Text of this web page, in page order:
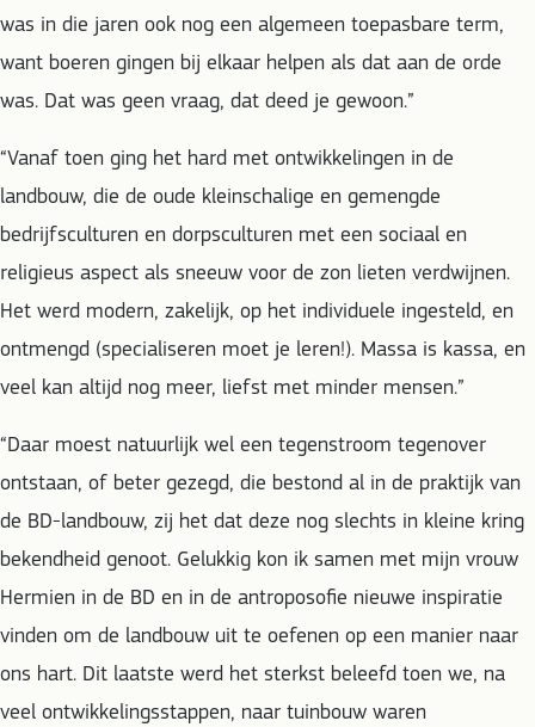
was in die jaren ook nog een algemeen toepasbare term,
want boeren gingen bij elkaar helpen als dat aan de orde
was. Dat was geen vraag, dat deed je gewoon.”
“Vanaf toen ging het hard met ontwikkelingen in de
landbouw, die de oude kleinschalige en gemengde
bedrijfsculturen en dorpsculturen met een sociaal en
religieus aspect als sneeuw voor de zon lieten verdwijnen.
Het werd modern, zakelijk, op het individuele ingesteld, en
ontmengd (specialiseren moet je leren!). Massa is kassa, en
veel kan altijd nog meer, liefst met minder mensen.”
“Daar moest natuurlijk wel een tegenstroom tegenover
ontstaan, of beter gezegd, die bestond al in de praktijk van
de BD-landbouw, zij het dat deze nog slechts in kleine kring
bekendheid genoot. Gelukkig kon ik samen met mijn vrouw
Hermien in de BD en in de antroposofie nieuwe inspiratie
vinden om de landbouw uit te oefenen op een manier naar
ons hart. Dit laatste werd het sterkst beleefd toen we, na
veel ontwikkelingsstappen, naar tuinbouw waren